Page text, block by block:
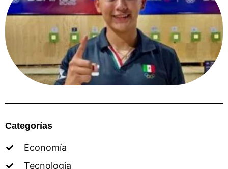
Categorías
Economía
Tecnología